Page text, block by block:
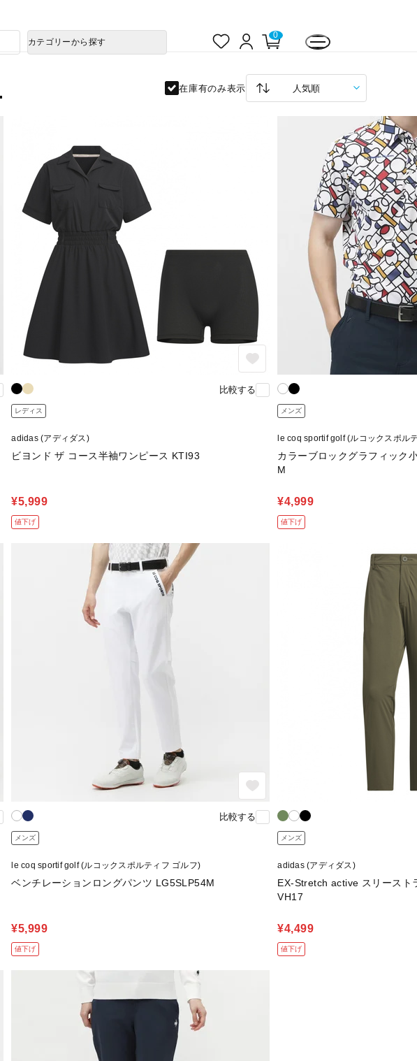
ロ
0
カテゴリーから探す
在庫有のみ表示
比較する
レディス
adidas (アディダス)
ビヨンド ザ コース半袖ワンピース KTI93
¥5,999
値下げ
メンズ
le coq sportif golf (ルコックスポル
カラーブロックグラフィック
M
¥4,999
値下げ
比較する
メンズ
le coq sportif golf (ルコックスポルティフ ゴルフ)
ベンチレーションロングパンツ LG5SLP54M
¥5,999
値下げ
メンズ
adidas (アディダス)
EX-Stretch active スリースト
VH17
¥4,499
値下げ